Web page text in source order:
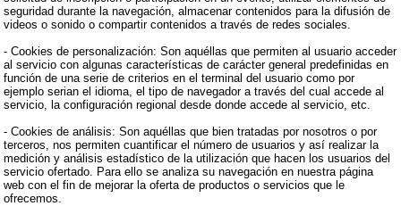
seguridad durante la navegación, almacenar contenidos para la difusión de
videos o sonido o compartir contenidos a través de redes sociales.
- Cookies de personalización: Son aquéllas que permiten al usuario acceder
al servicio con algunas características de carácter general predefinidas en
función de una serie de criterios en el terminal del usuario como por
ejemplo serian el idioma, el tipo de navegador a través del cual accede al
servicio, la configuración regional desde donde accede al servicio, etc.
- Cookies de análisis: Son aquéllas que bien tratadas por nosotros o por
terceros, nos permiten cuantificar el número de usuarios y así realizar la
medición y análisis estadístico de la utilización que hacen los usuarios del
servicio ofertado. Para ello se analiza su navegación en nuestra página
web con el fin de mejorar la oferta de productos o servicios que le
ofrecemos.